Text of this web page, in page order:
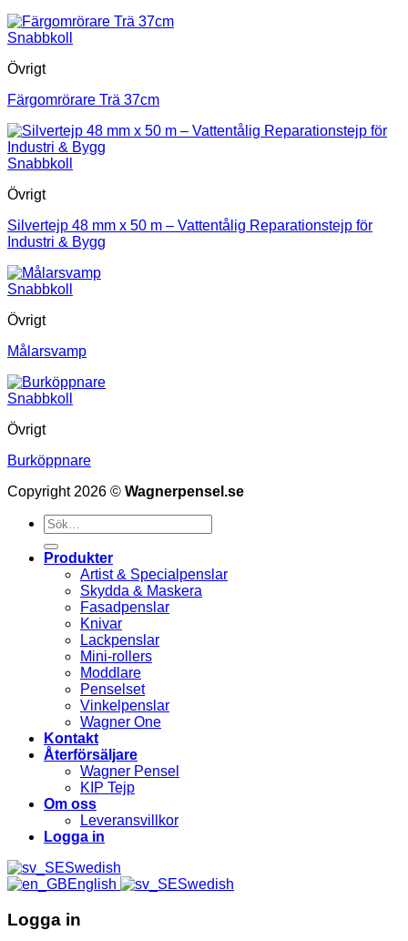
Snabbkoll
Övrigt
Färgomrörare Trä 37cm
Snabbkoll
Övrigt
Silvertejp 48 mm x 50 m – Vattentålig Reparationstejp för
Industri & Bygg
Snabbkoll
Övrigt
Målarsvamp
Snabbkoll
Övrigt
Burköppnare
Copyright 2026 © Wagnerpensel.se
Sök
efter:
Produkter
Artist & Specialpenslar
Skydda & Maskera
Fasadpenslar
Knivar
Lackpenslar
Mini-rollers
Moddlare
Penselset
Vinkelpenslar
Wagner One
Kontakt
Återförsäljare
Wagner Pensel
KIP Tejp
Om oss
Leveransvillkor
Logga in
Swedish
English
Swedish
Logga in